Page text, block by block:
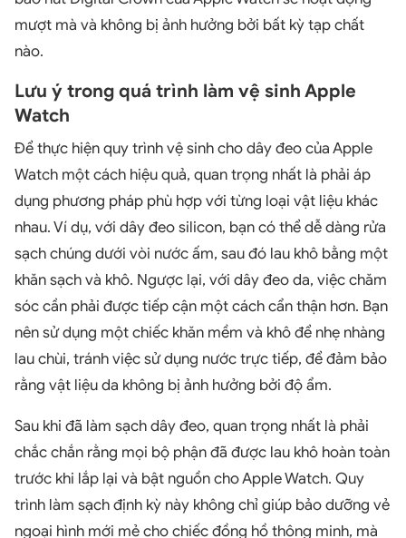
mượt mà và không bị ảnh hưởng bởi bất kỳ tạp chất
nào.
Lưu ý trong quá trình làm vệ sinh Apple
Watch
Để thực hiện quy trình vệ sinh cho dây đeo của Apple
Watch một cách hiệu quả, quan trọng nhất là phải áp
dụng phương pháp phù hợp với từng loại vật liệu khác
nhau. Ví dụ, với dây đeo silicon, bạn có thể dễ dàng rửa
sạch chúng dưới vòi nước ấm, sau đó lau khô bằng một
khăn sạch và khô. Ngược lại, với dây đeo da, việc chăm
sóc cần phải được tiếp cận một cách cẩn thận hơn. Bạn
nên sử dụng một chiếc khăn mềm và khô để nhẹ nhàng
lau chùi, tránh việc sử dụng nước trực tiếp, để đảm bảo
rằng vật liệu da không bị ảnh hưởng bởi độ ẩm.
Sau khi đã làm sạch dây đeo, quan trọng nhất là phải
chắc chắn rằng mọi bộ phận đã được lau khô hoàn toàn
trước khi lắp lại và bật nguồn cho Apple Watch. Quy
trình làm sạch định kỳ này không chỉ giúp bảo dưỡng vẻ
ngoại hình mới mẻ cho chiếc đồng hồ thông minh, mà